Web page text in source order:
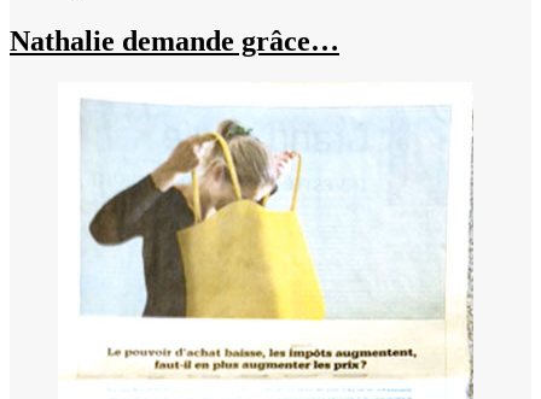
Nathalie demande grâce…